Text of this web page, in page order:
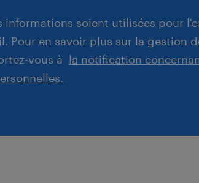
informations soient utilisées pour
Pour en savoir plus sur la gestion
vous à la notification